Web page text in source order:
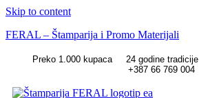
Skip to content
FERAL – Štamparija i Promo Materijali
Preko 1.000 kupaca 24 godine tradicije
+387 66 769 004